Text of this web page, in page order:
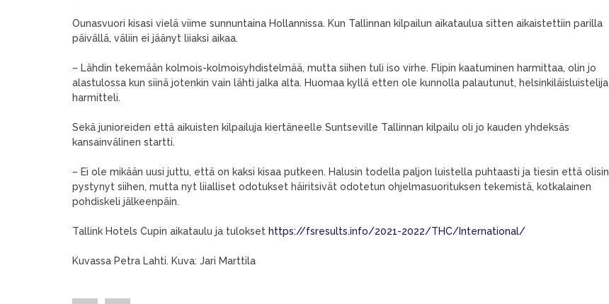
Ounasvuori kisasi vielä viime sunnuntaina Hollannissa. Kun Tallinnan kilpailun aikataulua sitten aikaistettiin parilla
päivällä, väliin ei jäänyt liiaksi aikaa.
– Lähdin tekemään kolmois-kolmoisyhdistelmää, mutta siihen tuli iso virhe. Flipin kaatuminen harmittaa, olin jo
alastulossa kun siinä jotenkin vain lähti jalka alta. Huomaa kyllä etten ole kunnolla palautunut, helsinkiläisluistelija
harmitteli.
Sekä junioreiden että aikuisten kilpailuja kiertäneelle Suntseville Tallinnan kilpailu oli jo kauden yhdeksäs
kansainvälinen startti.
– Ei ole mikään uusi juttu, että on kaksi kisaa putkeen. Halusin todella paljon luistella puhtaasti ja tiesin että olisin
pystynyt siihen, mutta nyt liialliset odotukset häiritsivät odotetun ohjelmasuorituksen tekemistä, kotkalainen
pohdiskeli jälkeenpäin.
Tallink Hotels Cupin aikataulu ja tulokset https://fsresults.info/2021-2022/THC/International/
Kuvassa Petra Lahti. Kuva: Jari Marttila